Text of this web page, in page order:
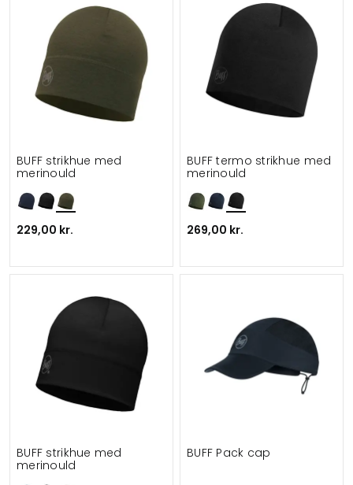
BUFF strikhue med
merinould
229,00 kr.
BUFF termo strikhue med
merinould
269,00 kr.
BUFF strikhue med
merinould
BUFF Pack cap